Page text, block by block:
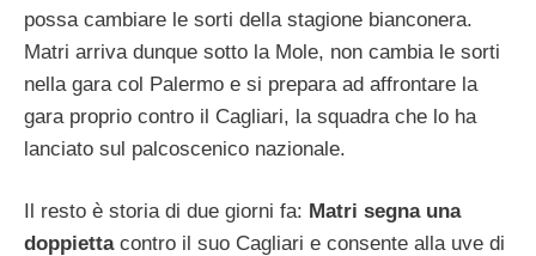
possa cambiare le sorti della stagione bianconera.
Matri arriva dunque sotto la Mole, non cambia le sorti
nella gara col Palermo e si prepara ad affrontare la
gara proprio contro il Cagliari, la squadra che lo ha
lanciato sul palcoscenico nazionale.
Il resto è storia di due giorni fa: Matri segna una
doppiettacontro il suo Cagliari e consente alla uve di